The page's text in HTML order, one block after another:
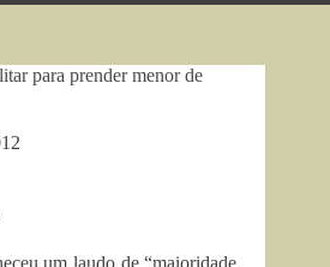
para prender menor de
um laudo de “maioridade